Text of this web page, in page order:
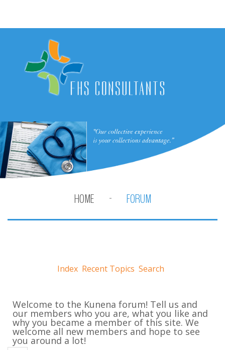
HOME FORUM
Index Recent Topics Search
Welcome to the Kunena forum! Tell us and
our members who you are, what you like and
why you became a member of this site. We
welcome all new members and hope to see
you around a lot!